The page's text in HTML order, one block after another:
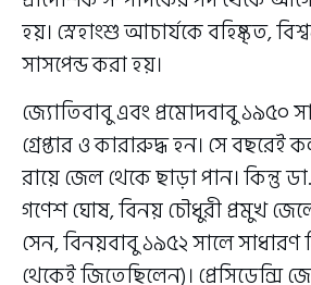
হয়। স্নেহাংশু আচার্যকে বহিষ্কৃত,
সাসপেন্ড করা হয়।
জ্যোতিবাবু এবং প্রমোদবাবু ১৯৫০
গ্রেপ্তার ও কারারুদ্ধ হন। সে বছরেই
রায়ে জেল থেকে ছাড়া পান। কিন্তু
গণেশ ঘোষ, বিনয় চৌধুরী প্রমুখ
সেন, বিনয়বাবু ১৯৫২ সালে সাধারণ
থেকেই জিতেছিলেন)। প্রেসিডেন্সি